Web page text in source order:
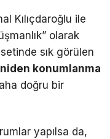
Kılıçdaroğlu ile
olarak
sık görülen
konumlanma
doğru bir
yapılsa da,